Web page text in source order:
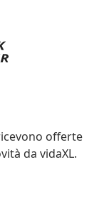
offerte
da vidaXL.